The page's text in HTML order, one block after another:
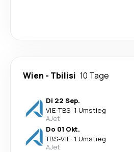
Wien - Tbilisi 10 Tage
Di 22 Sep.
VIE-TBS· 1 Umstieg
AJet
Do 01 Okt.
TBS-VIE· 1 Umstieg
AJet